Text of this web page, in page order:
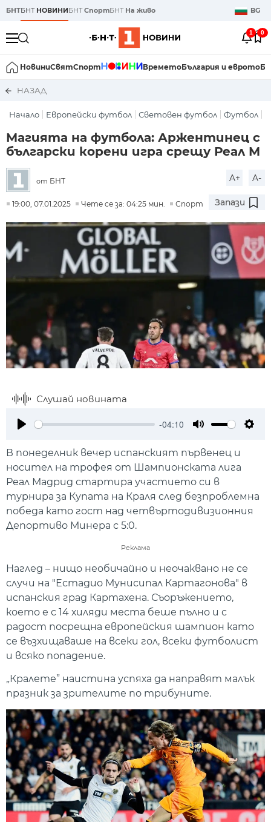
БНТБНТ НОВИНИБНТСпортБНТ На живо BG
1 0
НовиниСвятСпорт ВреметоБългария и еврото
НАЗАД
Начало Европейски футбол Световен футбол Футбол
Магията на футбола: Аржентинец с
български корени игра срещу Реал М
от БНТ A+ A-
19:00, 07.01.2025 Чете се за: 04:25 мин. Спорт Запази
Слушай новината
-04:10
В понеделник вечер испанският първенец и
носител на трофея от Шампионската лига
Реал Мадрид стартира участието си в
турнира за Купата на Краля след безпроблемна
победа като гост над четвъртодивизионния
Депортиво Минера с 5:0.
Реклама
Наглед – нищо необичайно и неочаквано не се
случи на "Естадио Мунисипал Картагонова" в
испанския град Картахена. Съоръжението,
което е с 14 хиляди места беше пълно и с
радост посрещна европейския шампион като
се възхищаваше на всеки гол, всеки футболист
и всяко попадение.
„Кралете” наистина успяха да направят малък
празник за зрителите по трибуните.